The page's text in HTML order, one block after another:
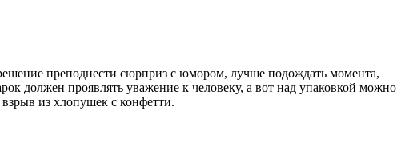
преподнести сюрприз с юмором, лучше подождать момента,
должен проявлять уважение к человеку, а вот над упаковкой можно
из хлопушек с конфетти.